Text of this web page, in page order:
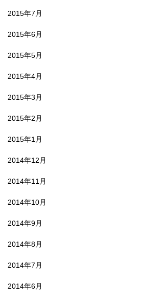
2015年7月
2015年6月
2015年5月
2015年4月
2015年3月
2015年2月
2015年1月
2014年12月
2014年11月
2014年10月
2014年9月
2014年8月
2014年7月
2014年6月